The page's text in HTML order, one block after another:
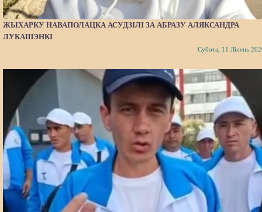
ЖЫХАРКУ НАВАПОЛАЦКА АСУДЗІЛІ ЗА АБРАЗУ АЛЯКСАНДРА
ЛУКАШЭНКІ
Субота, 11 Ліпень